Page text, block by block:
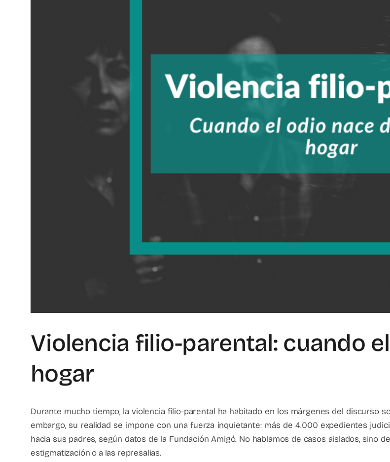
Violencia filio-parental: cuando
hogar
Durante mucho tiempo, la violencia filio-parental ha habitado en los márgenes del discurso
embargo, su realidad se impone con una fuerza inquietante: más de 4.000 expedientes
hacia sus padres, según datos de la Fundación Amigó. No hablamos de casos aislados, sino
estigmatización o a las represalias.